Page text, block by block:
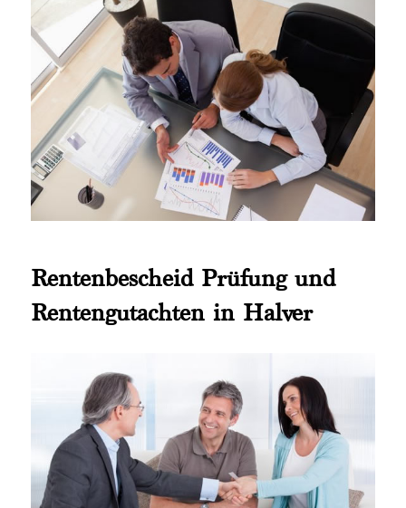
Rentenbescheid Prüfung und
Rentengutachten in Halver